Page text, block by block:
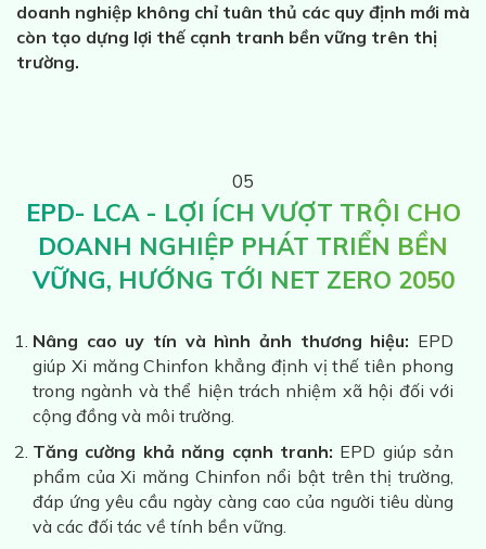
doanh nghiệp không chỉ tuân thủ các quy định mới mà
còn tạo dựng lợi thế cạnh tranh bền vững trên thị
trường.
05
EPD- LCA - LỢI ÍCH VƯỢT TRỘI CHO
DOANH NGHIỆP PHÁT TRIỂN BỀN
VỮNG, HƯỚNG TỚI NET ZERO 2050
Nâng cao uy tín và hình ảnh thương hiệu: EPD
giúp Xi măng Chinfon khẳng định vị thế tiên phong
trong ngành và thể hiện trách nhiệm xã hội đối với
cộng đồng và môi trường.
Tăng cường khả năng cạnh tranh: EPD giúp sản
phẩm của Xi măng Chinfon nổi bật trên thị trường,
đáp ứng yêu cầu ngày càng cao của người tiêu dùng
và các đối tác về tính bền vững.